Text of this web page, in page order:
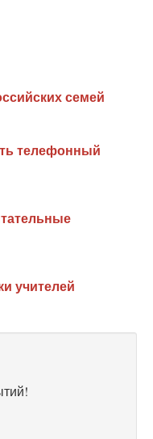
семей
телефонный
учителей